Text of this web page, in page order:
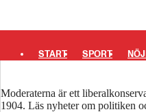
START SPORT
Moderaterna (M) –
Moderaterna
Moderaterna är ett
1904. Läs nyheter om politiken